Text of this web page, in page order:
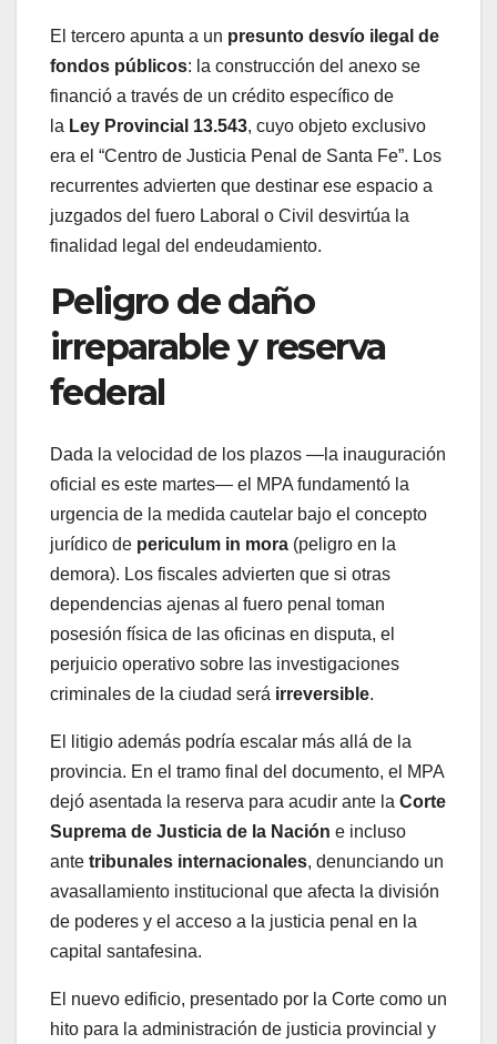
El tercero apunta a un presunto desvío ilegal de
fondos públicos: la construcción del anexo se
financió a través de un crédito específico de
la Ley Provincial 13.543, cuyo objeto exclusivo
era el “Centro de Justicia Penal de Santa Fe”. Los
recurrentes advierten que destinar ese espacio a
juzgados del fuero Laboral o Civil desvirtúa la
finalidad legal del endeudamiento.
Peligro de daño
irreparable y reserva
federal
Dada la velocidad de los plazos —la inauguración
oficial es este martes— el MPA fundamentó la
urgencia de la medida cautelar bajo el concepto
jurídico de periculum in mora (peligro en la
demora). Los fiscales advierten que si otras
dependencias ajenas al fuero penal toman
posesión física de las oficinas en disputa, el
perjuicio operativo sobre las investigaciones
criminales de la ciudad será irreversible.
El litigio además podría escalar más allá de la
provincia. En el tramo final del documento, el MPA
dejó asentada la reserva para acudir ante la Corte
Suprema de Justicia de la Nación e incluso
ante tribunales internacionales, denunciando un
avasallamiento institucional que afecta la división
de poderes y el acceso a la justicia penal en la
capital santafesina.
El nuevo edificio, presentado por la Corte como un
hito para la administración de justicia provincial y